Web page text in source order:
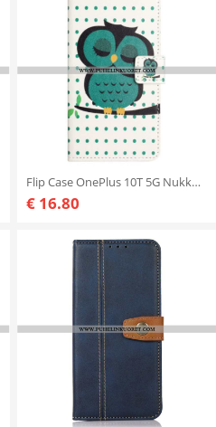
Flip Case OnePlus 10T 5G Nukkuva Pöllö
€ 16.80